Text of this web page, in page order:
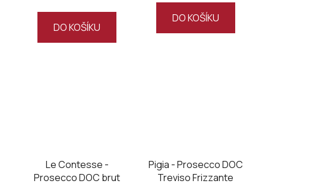
DO KOŠÍKU
DO KOŠÍKU
Le Contesse -
Prosecco DOC brut
Pigia - Prosecco DOC
Treviso Frizzante